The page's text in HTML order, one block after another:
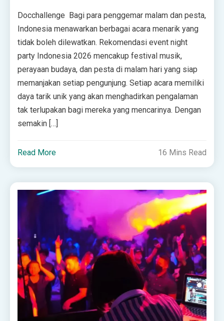
Docchallenge Bagi para penggemar malam dan pesta,
Indonesia menawarkan berbagai acara menarik yang
tidak boleh dilewatkan. Rekomendasi event night
party Indonesia 2026 mencakup festival musik,
perayaan budaya, dan pesta di malam hari yang siap
memanjakan setiap pengunjung. Setiap acara memiliki
daya tarik unik yang akan menghadirkan pengalaman
tak terlupakan bagi mereka yang mencarinya. Dengan
semakin […]
Read More 16 Mins Read